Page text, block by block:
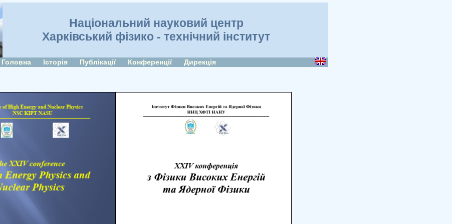
Національний науковий центр
Харківський фізико - технічний інститут
Головна Історія Публікації Конференції Дирекція